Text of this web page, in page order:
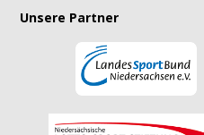
Unsere Partner